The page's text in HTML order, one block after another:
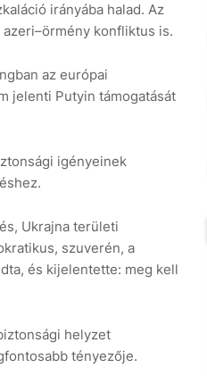
irányába halad. Az
konfliktus is.
az európai
jelenti Putyin támogatását
igényeinek
Ukrajna területi
szuverén, a
és kijelentette: meg kell
helyzet
tényezője.